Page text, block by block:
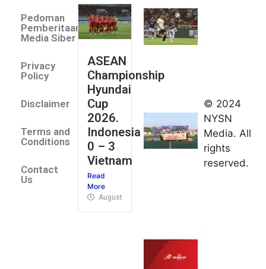
Pedoman
Pemberitaan
Media Siber
Privacy
Policy
Disclaimer
Terms and
Conditions
Contact
Us
ASEAN
Championship
Hyundai
Cup
2026.
Indonesia
0 – 3
Vietnam
Read
More
August 4, 2026
umum
Kejurnas
Panahan
Junior di
Kudus
© 2024
NYSN
Media. All
rights
reserved.